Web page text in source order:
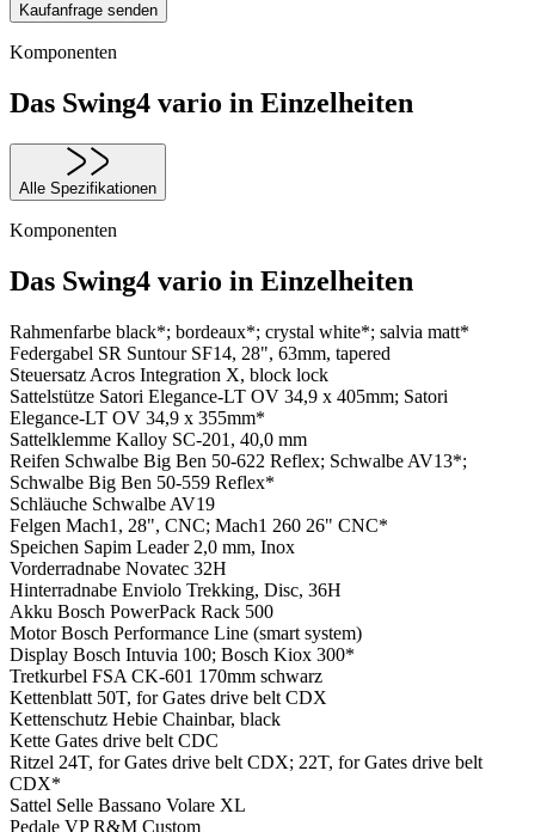
Kaufanfrage senden
Komponenten
Das Swing4 vario in Einzelheiten
Alle Spezifikationen
Komponenten
Das Swing4 vario in Einzelheiten
Rahmenfarbe black*; bordeaux*; crystal white*; salvia matt*
Federgabel SR Suntour SF14, 28", 63mm, tapered
Steuersatz Acros Integration X, block lock
Sattelstütze Satori Elegance-LT OV 34,9 x 405mm; Satori
Elegance-LT OV 34,9 x 355mm*
Sattelklemme Kalloy SC-201, 40,0 mm
Reifen Schwalbe Big Ben 50-622 Reflex; Schwalbe AV13*;
Schwalbe Big Ben 50-559 Reflex*
Schläuche Schwalbe AV19
Felgen Mach1, 28", CNC; Mach1 260 26" CNC*
Speichen Sapim Leader 2,0 mm, Inox
Vorderradnabe Novatec 32H
Hinterradnabe Enviolo Trekking, Disc, 36H
Akku Bosch PowerPack Rack 500
MotorBosch Performance Line (smart system)
Display Bosch Intuvia 100; Bosch Kiox 300*
Tretkurbel FSA CK-601 170mm schwarz
Kettenblatt 50T, for Gates drive belt CDX
Kettenschutz Hebie Chainbar, black
Kette Gates drive belt CDC
Ritzel 24T, for Gates drive belt CDX; 22T, for Gates drive belt
CDX*
Sattel Selle Bassano Volare XL
Pedale VP R&M Custom